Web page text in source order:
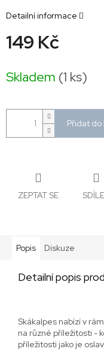
149 Kč
cena:
Skladem (1 ks)
Přidat do
Detailní informace
ZEPTAT SE
Popis Diskuze
Detailní popis
Skákalpes nabízí v
na různé příležitosti -
příležitosti jako je